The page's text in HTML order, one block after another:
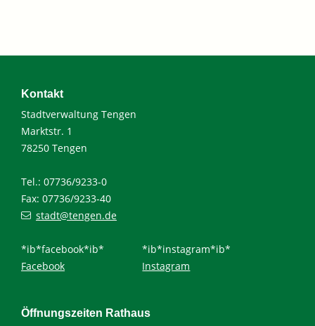
Kontakt
Stadtverwaltung Tengen
Marktstr. 1
78250 Tengen
Tel.: 07736/9233-0
Fax: 07736/9233-40
stadt@tengen.de
*ib*facebook*ib*
Facebook
*ib*instagram*ib*
Instagram
Öffnungszeiten Rathaus